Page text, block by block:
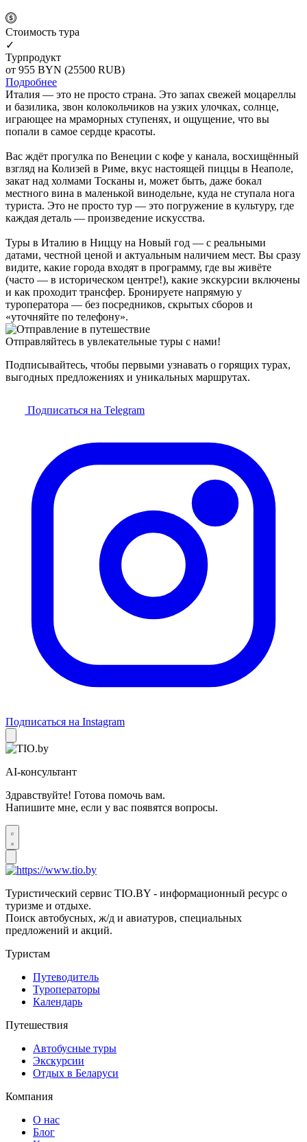
Cтоимость тура
✓
Турпродукт
от 955 BYN (25500 RUB)
Подробнее
Италия — это не просто страна. Это запах свежей моцареллы
и базилика, звон колокольчиков на узких улочках, солнце,
играющее на мраморных ступенях, и ощущение, что вы
попали в самое сердце красоты.
Вас ждёт прогулка по Венеции с кофе у канала, восхищённый
взгляд на Колизей в Риме, вкус настоящей пиццы в Неаполе,
закат над холмами Тосканы и, может быть, даже бокал
местного вина в маленькой винодельне, куда не ступала нога
туриста. Это не просто тур — это погружение в культуру, где
каждая деталь — произведение искусства.
Туры в Италию в Ниццу на Новый год — с реальными
датами, честной ценой и актуальным наличием мест. Вы сразу
видите, какие города входят в программу, где вы живёте
(часто — в историческом центре!), какие экскурсии включены
и как проходит трансфер. Бронируете напрямую у
туроператора — без посредников, скрытых сборов и
«уточняйте по телефону».
Отправляйтесь в увлекательные туры с нами!
Подписывайтесь, чтобы первыми узнавать о горящих турах,
выгодных предложениях и уникальных маршрутах.
Подписаться на Telegram
Подписаться на Instagram
AI-консультант
Здравствуйте! Готова помочь вам.
Напишите мне, если у вас появятся вопросы.
Туристический сервис TIO.BY - информационный ресурс о
туризме и отдыхе.
Поиск автобусных, ж/д и авиатуров, специальных
предложений и акций.
Туристам
Путеводитель
Туроператоры
Календарь
Путешествия
Автобусные туры
Экскурсии
Отдых в Беларуси
Компания
О нас
Блог